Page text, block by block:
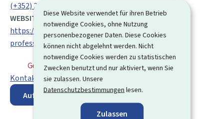
Diese Website verwendet für ihren Betrieb
notwendige Cookies, ohne Nutzung
personenbezogener Daten. Diese Cookies
können nicht abgelehnt werden. Nicht
notwendige Cookies werden zu statistischen
Zwecken benutzt und nur aktiviert, wenn Sie
sie zulassen. Unsere
Datenschutzbestimmungen lesen.
Zulassen
(+352) 247 85 480
WEBSITE:
https://adem.public.lu/de/orientation-
professionnelle.html
Geschlossen ⋅ Öffnet morgen um 8:00 Uhr
Kontaktformular
Auf der Karte anzeigen